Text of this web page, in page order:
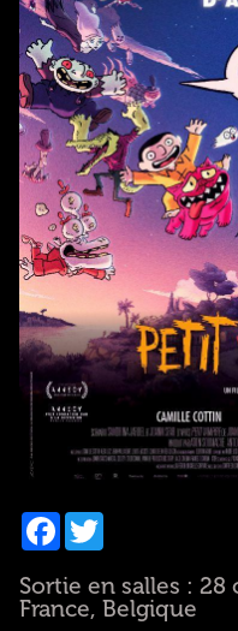
Facebook
Twitter
Sortie en salles :
France, Belgique